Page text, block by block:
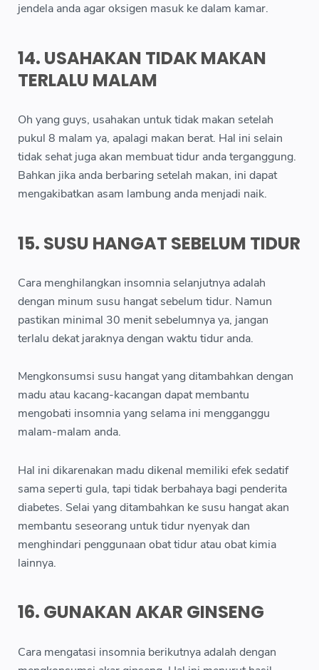
jendela anda agar oksigen masuk ke dalam kamar.
14. USAHAKAN TIDAK MAKAN
TERLALU MALAM
Oh yang guys, usahakan untuk tidak makan setelah
pukul 8 malam ya, apalagi makan berat. Hal ini selain
tidak sehat juga akan membuat tidur anda terganggung.
Bahkan jika anda berbaring setelah makan, ini dapat
mengakibatkan asam lambung anda menjadi naik.
15. SUSU HANGAT SEBELUM TIDUR
Cara menghilangkan insomnia selanjutnya adalah
dengan minum susu hangat sebelum tidur. Namun
pastikan minimal 30 menit sebelumnya ya, jangan
terlalu dekat jaraknya dengan waktu tidur anda.
Mengkonsumsi susu hangat yang ditambahkan dengan
madu atau kacang-kacangan dapat membantu
mengobati insomnia yang selama ini mengganggu
malam-malam anda.
Hal ini dikarenakan madu dikenal memiliki efek sedatif
sama seperti gula, tapi tidak berbahaya bagi penderita
diabetes. Selai yang ditambahkan ke susu hangat akan
membantu seseorang untuk tidur nyenyak dan
menghindari penggunaan obat tidur atau obat kimia
lainnya.
16. GUNAKAN AKAR GINSENG
Cara mengatasi insomnia berikutnya adalah dengan